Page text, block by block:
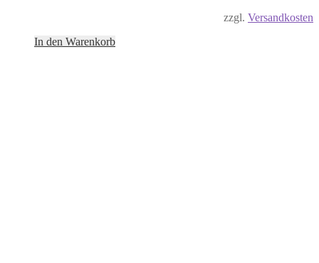
zzgl. Versandkosten
In den Warenkorb